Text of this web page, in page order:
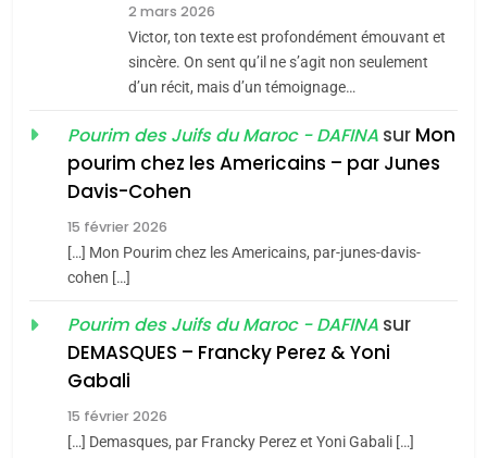
Maroc : Les amandes de
Tafraout, le miel de Tadla
Azilal consacrés produits
du terroir
DAFINA MAROC
Oeil ravageur – Vanessa
De Loya Stauber
«Tu dis génocide, je dis
guerre»: La nouvelle
2 mars 2026
Victor, ton texte est profondément émouvant et
sincère. On sent qu’il ne s’agit non seulement
d’un récit, mais d’un témoignage…
Pourim des Juifs du Maroc - DAFINA sur Mon
pourim chez les Americains – par Junes
Davis-Cohen
15 février 2026
[…] Mon Pourim chez les Americains, par-junes-davis-
cohen […]
Pourim des Juifs du Maroc - DAFINA sur
DEMASQUES – Francky Perez & Yoni
Gabali
15 février 2026
[…] Demasques, par Francky Perez et Yoni Gabali […]
2025, l’année la plus
d’ADL contre
l’antisémitisme
FRANCE ISRAÉL
POURQUOI JE REVENDIQUE